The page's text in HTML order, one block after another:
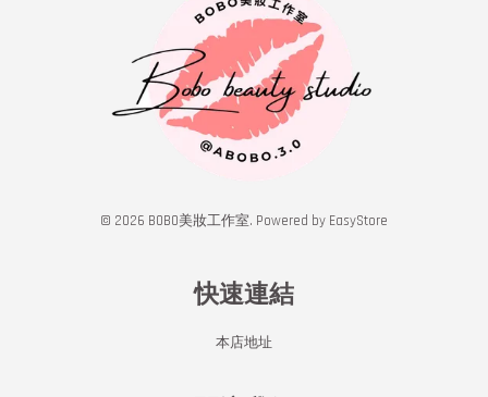
© 2026 BOBO美妝工作室. Powered by EasyStore
快速連結
本店地址